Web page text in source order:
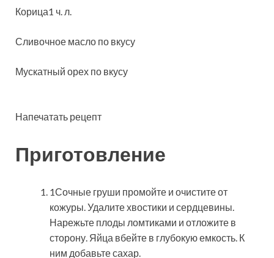
Корица1 ч. л.
Сливочное масло по вкусу
Мускатный орех по вкусу
Напечатать рецепт
Приготовление
1Сочные груши промойте и очистите от
кожуры. Удалите хвостики и сердцевины.
Нарежьте плоды ломтиками и отложите в
сторону. Яйца вбейте в глубокую емкость. К
ним добавьте сахар.